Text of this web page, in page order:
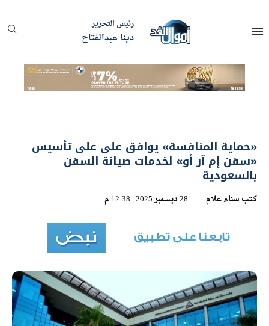
رئيس التحرير
دينا عبدالفتاح
«حماية المنافسة» يوافق على على تأسيس
«سفن إم آر أو» لخدمات صيانة السفن
بالسعودية
كتب سناء علام 28 ديسمبر 2025 | 12:38 م